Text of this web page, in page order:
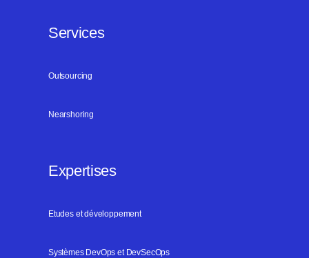
Services
Outsourcing
Nearshoring
Expertises
Etudes et développement
Systèmes DevOps et DevSecOps